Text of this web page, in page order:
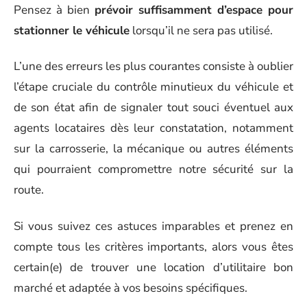
Pensez à bien prévoir suffisamment d’espace pour
stationner le véhicule lorsqu’il ne sera pas utilisé.
L’une des erreurs les plus courantes consiste à oublier
l’étape cruciale du contrôle minutieux du véhicule et
de son état afin de signaler tout souci éventuel aux
agents locataires dès leur constatation, notamment
sur la carrosserie, la mécanique ou autres éléments
qui pourraient compromettre notre sécurité sur la
route.
Si vous suivez ces astuces imparables et prenez en
compte tous les critères importants, alors vous êtes
certain(e) de trouver une location d’utilitaire bon
marché et adaptée à vos besoins spécifiques.